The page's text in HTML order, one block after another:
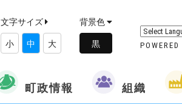
文字サイズ
小 中 大
背景色
POWERED
町政情報 組織